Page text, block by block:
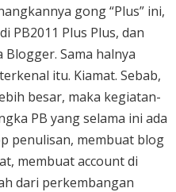
gong “Plus” ini,
PB2011 Plus Plus, dan
Sama halnya
itu. Kiamat. Sebab,
besar, maka kegiatan-
PB yang selama ini ada
penulisan, membuat blog
membuat account di
dari perkembangan